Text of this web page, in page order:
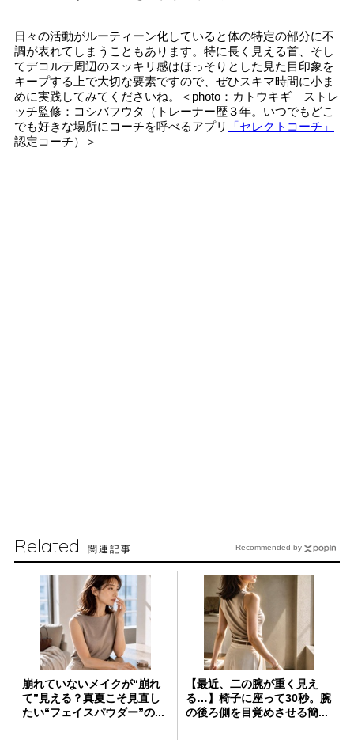
日々の活動がルーティーン化していると体の特定の部分に不
調が表れてしまうこともあります。特に長く見える首、そし
てデコルテ周辺のスッキリ感はほっそりとした見た目印象を
キープする上で大切な要素ですので、ぜひスキマ時間に小ま
めに実践してみてくださいね。＜photo：カトウキギ ストレ
ッチ監修：コシバフウタ（トレーナー歴３年。いつでもどこ
でも好きな場所にコーチを呼べるアプリ
「セレクトコーチ」
認定コーチ）＞
Related 関連記事
崩れていないメイクが“崩れ
て”見える？真夏こそ見直し
たい“フェイスパウダー”の...
【最近、二の腕が重く見え
る…】椅子に座って30秒。腕
の後ろ側を目覚めさせる簡...
Recommended by